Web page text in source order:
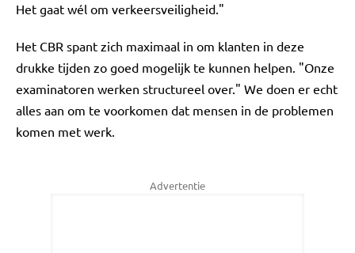
Het gaat wél om verkeersveiligheid."
Het CBR spant zich maximaal in om klanten in deze
drukke tijden zo goed mogelijk te kunnen helpen. "Onze
examinatoren werken structureel over." We doen er echt
alles aan om te voorkomen dat mensen in de problemen
komen met werk.
Advertentie